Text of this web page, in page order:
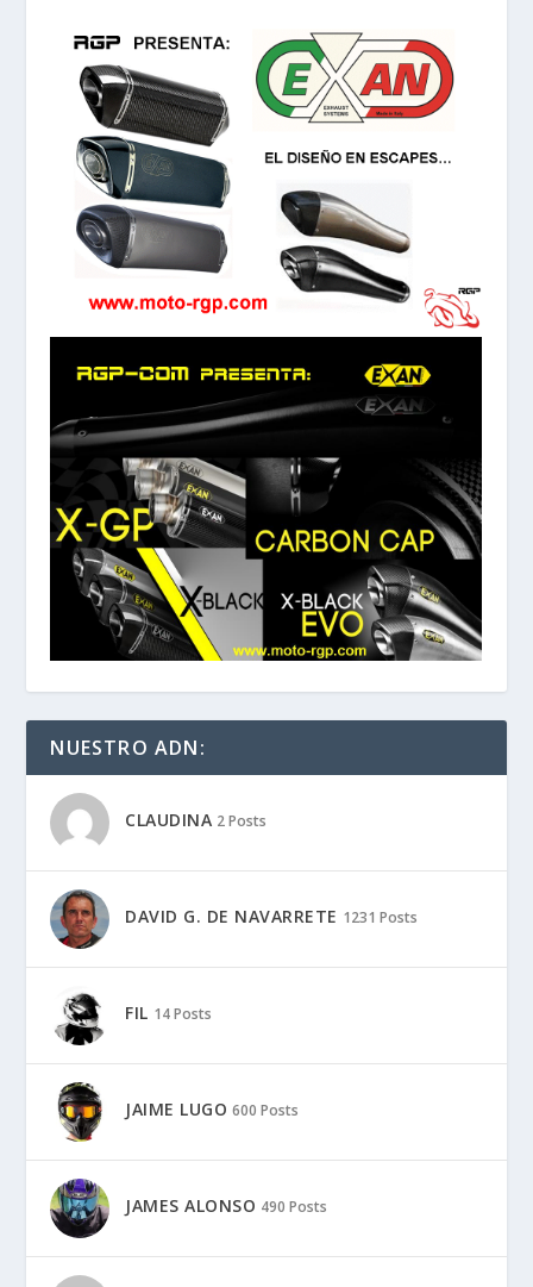
NUESTRO ADN:
CLAUDINA 2 Posts
DAVID G. DE NAVARRETE 1231 Posts
FIL 14 Posts
JAIME LUGO 600 Posts
JAMES ALONSO 490 Posts